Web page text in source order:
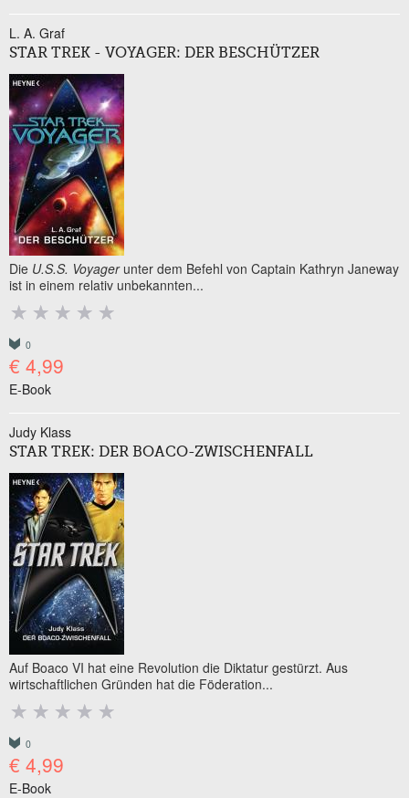
L. A. Graf
STAR TREK - VOYAGER: DER BESCHÜTZER
Die U.S.S. Voyager unter dem Befehl von Captain Kathryn Janeway
ist in einem relativ unbekannten...
0
€ 4,99
E-Book
Judy Klass
STAR TREK: DER BOACO-ZWISCHENFALL
Auf Boaco VI hat eine Revolution die Diktatur gestürzt. Aus
wirtschaftlichen Gründen hat die Föderation...
0
€ 4,99
E-Book